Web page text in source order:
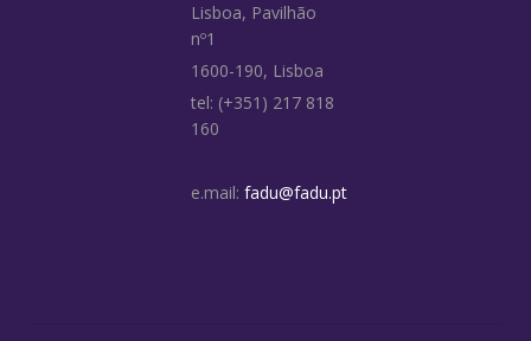
Lisboa, Pavilhão
nº1
1600-190, Lisboa
tel: (+351) 217 818
160
e.mail: fadu@fadu.pt